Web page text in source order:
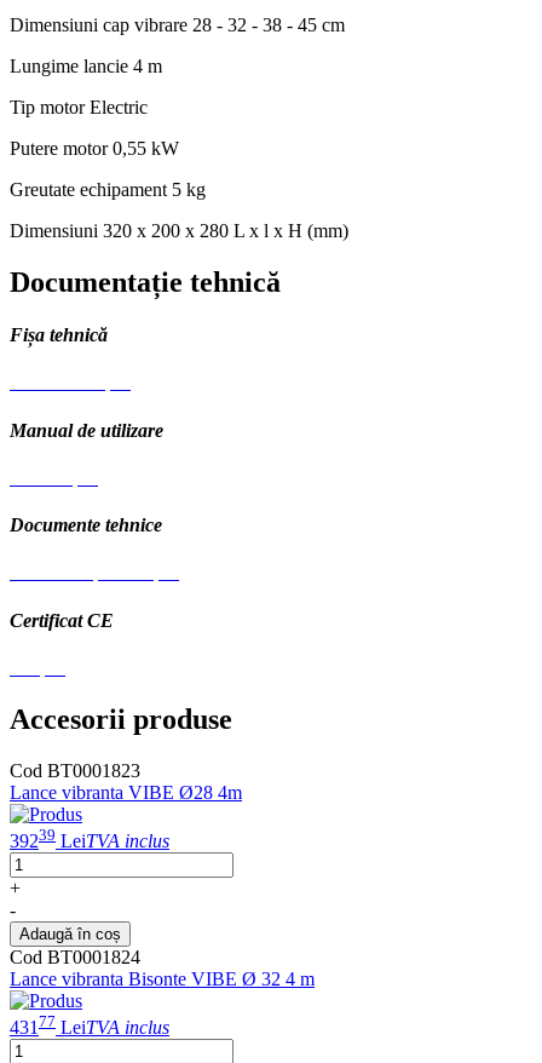
Dimensiuni cap vibrare 28 - 32 - 38 - 45 cm
Lungime lancie 4 m
Tip motorElectric
Putere motor0,55 kW
Greutate echipament 5 kg
Dimensiuni 320 x 200 x 280 L x l x H (mm)
Documentație tehnică
Fișa tehnică
Manual de utilizare
Documente tehnice
Certificat CE
Accesorii produse
Cod BT0001823
Lance vibranta VIBE Ø28 4m
39239 LeiTVA inclus
+
-
Adaugă în coș
Cod BT0001824
Lance vibranta Bisonte VIBE Ø 32 4 m
43177 LeiTVA inclus